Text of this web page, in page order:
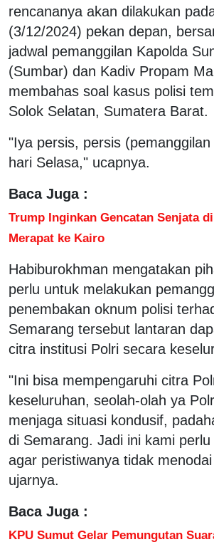
rencananya akan dilakukan
(3/12/2024) pekan depan,
jadwal pemanggilan Kapolda
(Sumbar) dan Kadiv Propam
membahas soal kasus polisi
Solok Selatan, Sumatera Barat.
"Iya persis, persis
hari Selasa," ucapnya.
Baca Juga :
Trump Inginkan Gencatan Senjata
Merapat ke Kairo
Habiburokhman mengatakan
perlu untuk melakukan
penembakan oknum polisi
Semarang tersebut lantaran
citra institusi Polri secara
"Ini bisa mempengaruhi citra
keseluruhan, seolah-olah ya
menjaga situasi kondusif,
di Semarang. Jadi ini kami
agar peristiwanya tidak
ujarnya.
Baca Juga :
KPU Sumut Gelar Pemungutan